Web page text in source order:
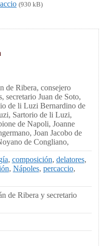
(930 kB)
de Ribera, consejero
secretario Juan de Soto,
de li Luzi Bernardino de
Sartorio de li Luzi,
de Napoli, Joanne
Joan Jacobo de
de Congliano,
, composición, delatores,
, Nápoles, percaccio,
de Ribera y secretario